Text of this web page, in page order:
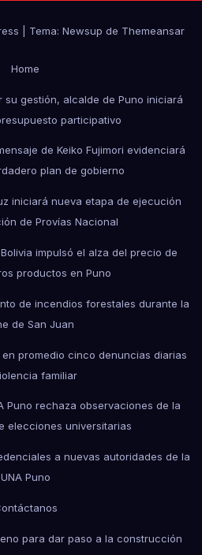
Tema: Newsup de Themeansar
Home
gestión, alcalde de Puno iniciará
participativo
de Keiko Fujimori evidenciará
plan de gobierno
iniciará nueva etapa de ejecución
de Provías Nacional
impulsó el alza del precio de
productos en Puno
de incendios forestales durante la
de San Juan
promedio cinco denuncias diarias
familiar
Puno rechaza observaciones de la
elecciones universitarias
a nuevas autoridades de la
UNA Puno
para dar paso a la construcción